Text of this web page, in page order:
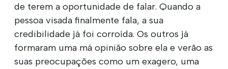
de terem a oportunidade de falar. Quando a
pessoa visada finalmente fala, a sua
credibilidade já foi corroída. Os outros já
formaram uma má opinião sobre ela e verão as
suas preocupações como um exagero, uma